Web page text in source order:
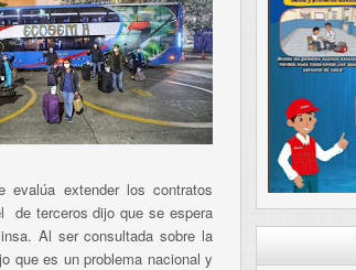
evalúa extender los contratos
de terceros dijo que se espera
Al ser consultada sobre la
que es un problema nacional y